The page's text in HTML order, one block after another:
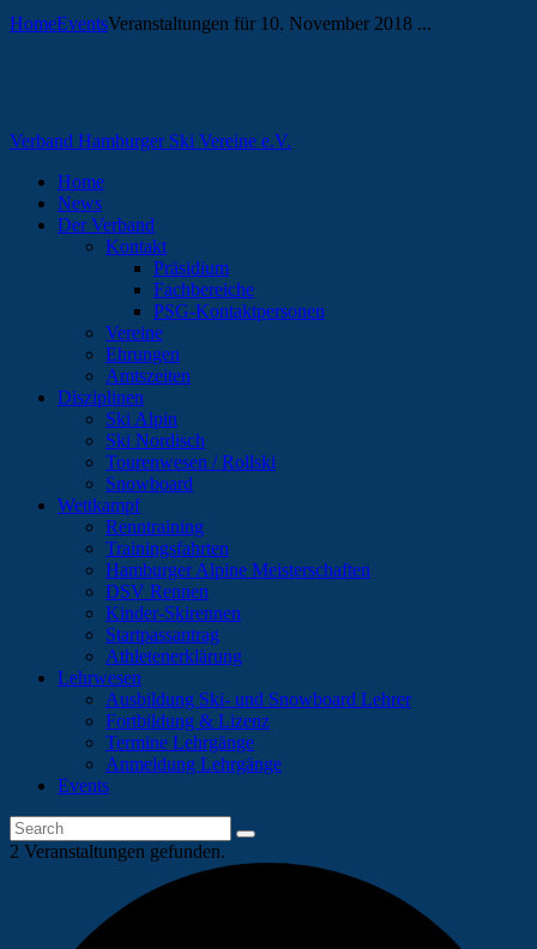
HomeEventsVeranstaltungen für 10. November 2018 ...
Verband Hamburger Ski Vereine e.V.
Home
News
Der Verband
Kontakt
Präsidium
Fachbereiche
PSG-Kontaktpersonen
Vereine
Ehrungen
Amtszeiten
Disziplinen
Ski Alpin
Ski Nordisch
Tourenwesen / Rollski
Snowboard
Wettkampf
Renntraining
Trainingsfahrten
Hamburger Alpine Meisterschaften
DSV Rennen
Kinder-Skirennen
Startpassantrag
Athletenerklärung
Lehrwesen
Ausbildung Ski- und Snowboard Lehrer
Fortbildung & Lizenz
Termine Lehrgänge
Anmeldung Lehrgänge
Events
2 Veranstaltungen gefunden.